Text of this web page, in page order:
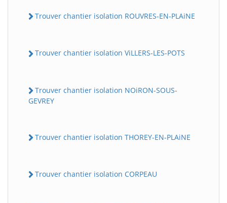
Trouver chantier isolation ROUVRES-EN-PLAiNE
Trouver chantier isolation ViLLERS-LES-POTS
Trouver chantier isolation NOiRON-SOUS-
GEVREY
Trouver chantier isolation THOREY-EN-PLAiNE
Trouver chantier isolation CORPEAU